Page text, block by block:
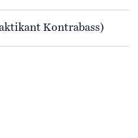
Kontrabass)